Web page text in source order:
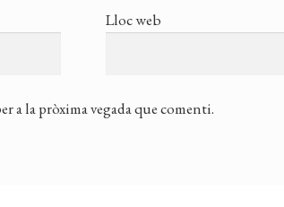
Lloc web
a la pròxima vegada que comenti.